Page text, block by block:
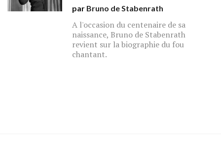
par Bruno de Stabenrath
A l'occasion du centenaire de sa
naissance, Bruno de Stabenrath
revient sur la biographie du fou
chantant.